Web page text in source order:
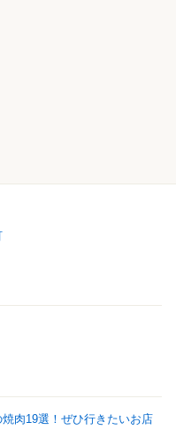
肉19選！ぜひ行きたいお店